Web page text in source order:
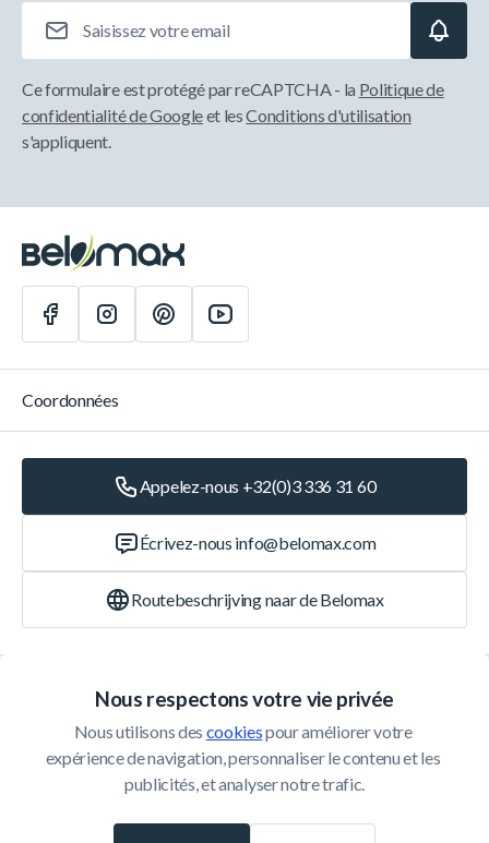
Nous respectons votre vie privée
Nous utilisons des cookies pour améliorer votre
expérience de navigation, personnaliser le contenu et les
publicités, et analyser notre trafic.
Ce formulaire est protégé par reCAPTCHA - la Politique de
confidentialité de Googleet lesConditions d'utilisation
s'appliquent.
Service Client
Coordonnées
Appelez-nous +32(0)3 336 31 60
Écrivez-nous info@belomax.com
Routebeschrijving naar de Belomax